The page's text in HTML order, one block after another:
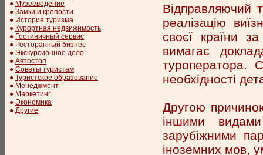
● Музееведение
● Замки и крепости
● История туризма
● Курортная недвижимость
● Гостиничный сервис
● Ресторанный бизнес
● Экскурсионное дело
● Автостоп
● Советы туристам
● Туристское образование
● Менеджмент
● Маркетинг
● Экономика
● Другие
Відправляючий
реалізацію
своєї країни
вимагає
туроператора.
необхідності
Другою
іншими
зарубіжними
іноземних мов,